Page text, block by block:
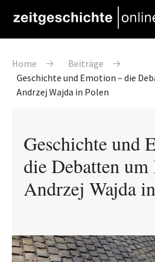
Pfadnavigation
Home
Beiträge
Geschichte und Emotion – die
Andrzej Wajda in Polen
Geschichte und
die Debatten
Andrzej Wajda